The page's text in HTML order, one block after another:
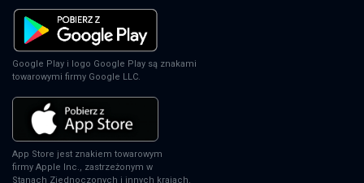
Google Play i logo Google Play są znakami
towarowymi firmy Google LLC.
App Store jest znakiem towarowym
firmy Apple Inc., zastrzeżonym w
Stanach Zjednoczonych i innych krajach.